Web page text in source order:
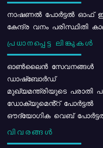
നാഷണൽ പോർട്ടൽ ഓഫ്
കേന്ദ്ര വനം പരിസ്ഥിതി
പ്രധാനപ്പെട്ട ലിങ്കുകൾ
ഓൺലൈൻ സേവനങ്ങൾ
ഡാഷ്ബോർഡ്
മുഖ്യമന്ത്രിയുടെ പരാതി
ഡോക്യുമെൻ്റ് പോർട്ടൽ
ഔദ്യോഗിക വെബ്
വിവരങ്ങൾ